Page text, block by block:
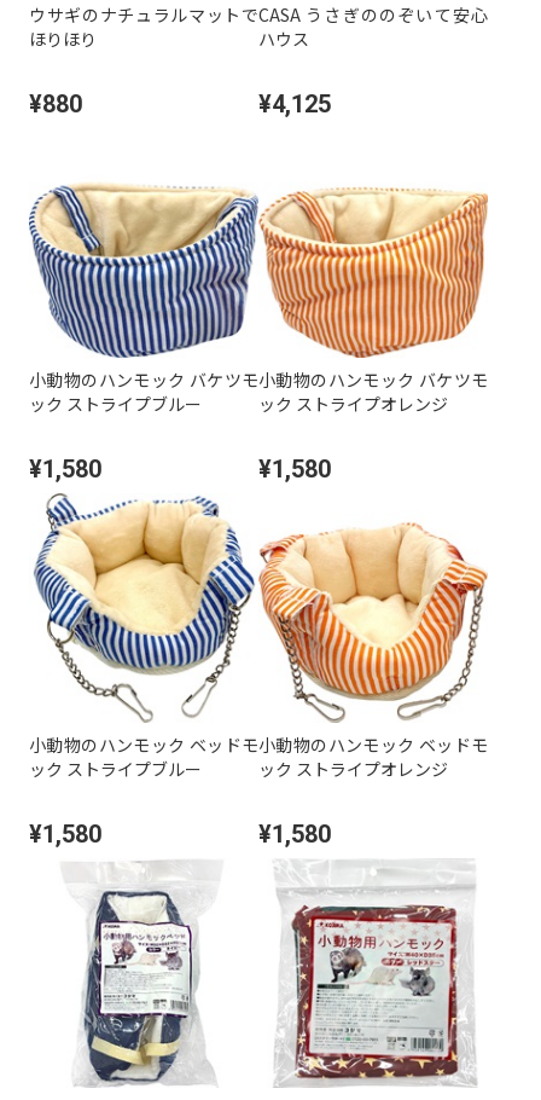
ウサギのナチュラルマットで
ほりほり
¥880
CASA うさぎののぞいて安心
ハウス
¥4,125
小動物のハンモック バケツモ
ック ストライプブルー
¥1,580
小動物のハンモック バケツモ
ック ストライプオレンジ
¥1,580
小動物のハンモック ベッドモ
ック ストライプブルー
¥1,580
小動物のハンモック ベッドモ
ック ストライプオレンジ
¥1,580